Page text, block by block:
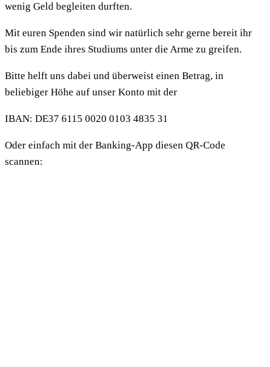
wenig Geld begleiten durften.
Mit euren Spenden sind wir natürlich sehr gerne bereit ihr
bis zum Ende ihres Studiums unter die Arme zu greifen.
Bitte helft uns dabei und überweist einen Betrag, in
beliebiger Höhe auf unser Konto mit der
IBAN: DE37 6115 0020 0103 4835 31
Oder einfach mit der Banking-App diesen QR-Code
scannen: